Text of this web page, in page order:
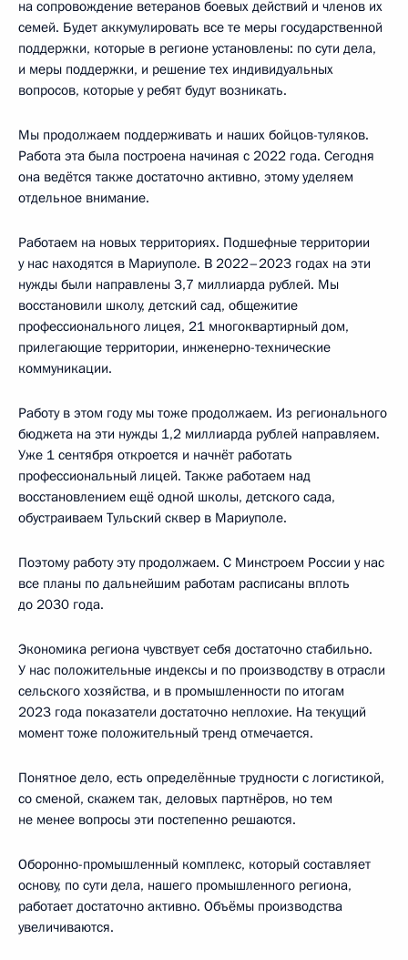
на сопровождение ветеранов боевых действий и членов их
семей. Будет аккумулировать все те меры государственной
поддержки, которые в регионе установлены: по сути дела,
и меры поддержки, и решение тех индивидуальных
вопросов, которые у ребят будут возникать.
Мы продолжаем поддерживать и наших бойцов-туляков.
Работа эта была построена начиная с 2022 года. Сегодня
она ведётся также достаточно активно, этому уделяем
отдельное внимание.
Работаем на новых территориях. Подшефные территории
у нас находятся в Мариуполе. В 2022–2023 годах на эти
нужды были направлены 3,7 миллиарда рублей. Мы
восстановили школу, детский сад, общежитие
профессионального лицея, 21 многоквартирный дом,
прилегающие территории, инженерно-технические
коммуникации.
Работу в этом году мы тоже продолжаем. Из регионального
бюджета на эти нужды 1,2 миллиарда рублей направляем.
Уже 1 сентября откроется и начнёт работать
профессиональный лицей. Также работаем над
восстановлением ещё одной школы, детского сада,
обустраиваем Тульский сквер в Мариуполе.
Поэтому работу эту продолжаем. С Минстроем России у нас
все планы по дальнейшим работам расписаны вплоть
до 2030 года.
Экономика региона чувствует себя достаточно стабильно.
У нас положительные индексы и по производству в отрасли
сельского хозяйства, и в промышленности по итогам
2023 года показатели достаточно неплохие. На текущий
момент тоже положительный тренд отмечается.
Понятное дело, есть определённые трудности с логистикой,
со сменой, скажем так, деловых партнёров, но тем
не менее вопросы эти постепенно решаются.
Оборонно-промышленный комплекс, который составляет
основу, по сути дела, нашего промышленного региона,
работает достаточно активно. Объёмы производства
увеличиваются.